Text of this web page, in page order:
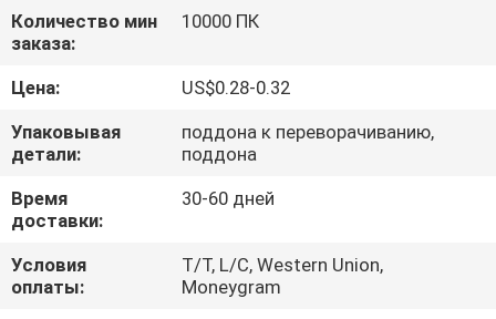
СВЯЖИТЕСЬ
НОВОСТИ
СЛУЧАИ
КАРТА
Количество мин
заказа:
10000 ПК
Цена:
US$0.28-0.32
Упаковывая
детали:
поддона к переворачиванию,
поддона
Время
доставки:
30-60 дней
Условия
оплаты:
T/T, L/C, Western Union,
Moneygram